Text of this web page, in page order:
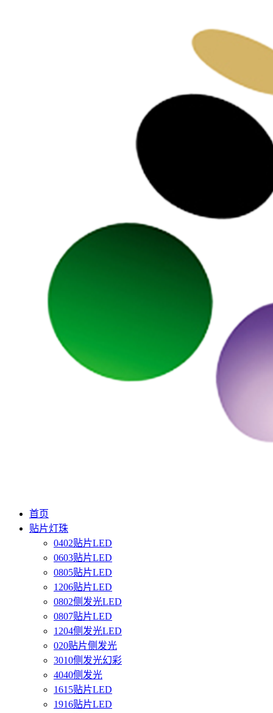
首页
贴片灯珠
0402贴片LED
0603贴片LED
0805贴片LED
1206贴片LED
0802侧发光LED
0807贴片LED
1204侧发光LED
020贴片侧发光
3010侧发光幻彩
4040侧发光
1615贴片LED
1916贴片LED